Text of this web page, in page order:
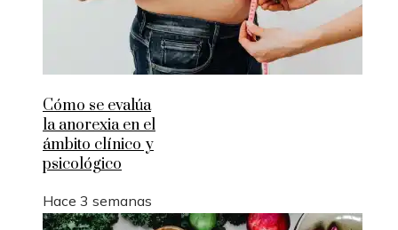
Cómo se evalúa
la anorexia en el
ámbito clínico y
psicológico
Hace 3 semanas